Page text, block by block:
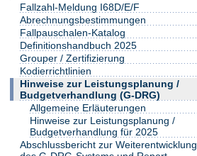
Fallzahl-Meldung I68D/E/F
Abrechnungsbestimmungen
Fallpauschalen-Katalog
Definitionshandbuch 2025
Grouper / Zertifizierung
Kodierrichtlinien
Hinweise zur Leistungsplanung /
Budgetverhandlung (G-DRG)
Allgemeine Erläuterungen
Hinweise zur Leistungsplanung /
Budgetverhandlung für 2025
Abschlussbericht zur Weiterentwicklung